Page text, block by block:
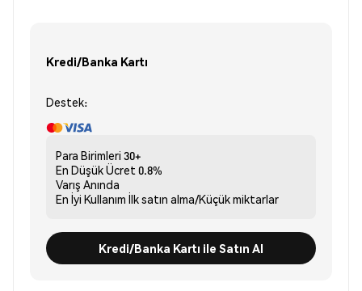
Kredi/Banka Kartı
Destek:
Para Birimleri 30+
En Düşük Ücret 0.8%
Varış Anında
En İyi Kullanım İlk satın alma/Küçük miktarlar
Kredi/Banka Kartı ile Satın Al